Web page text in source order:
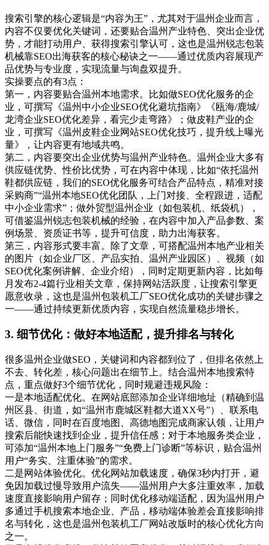
搜索引擎的核心逻辑是“内容为王”，尤其对于温州企业而言，
内容不仅要优化关键词，还要贴合温州产业特色、突出企业优
势，才能打动用户、获得搜索引擎认可，这也是温州锐志包装
机械靠SEO出海获客的核心秘诀之一——通过优质内容展现产
品优势与专业度，实现流量与询盘双提升。
实操要点的有3点：
第一，内容要贴合温州本地需求。比如做SEO优化服务的企
业，可撰写《温州中小企业SEO优化避坑指南》《瓯海/鹿城/
龙湾企业SEO优化差异，看完少走弯路》；做皮鞋产业的企
业，可撰写《温州皮鞋企业网站SEO优化技巧，提升线上曝光
量》，让内容更有地域共鸣。
第二，内容要突出企业优势与温州产业特色。温州企业大多有
供应链优势、性价比优势，可在内容中体现，比如“依托温州
鞋都供应链，我们的SEO优化服务可结合产品特点，精准对接
采购商”“温州本地SEO优化团队，上门对接、全程跟进，适配
中小企业需求”；做外贸型温州企业（如包装机、纸袋机），
可借鉴温州锐志包装机械的经验，在内容中加入产品参数、案
例场景、资质证书等，提升可信度，助力出海获客。
第三，内容形式要丰富。除了文章，可搭配温州本地产业相关
的图片（如企业厂区、产品实拍、温州产业园区）、视频（如
SEO优化案例讲解、企业介绍），同时定期更新内容，比如每
月发布2-4篇行业相关文章，保持网站活跃度，让搜索引擎更
愿意收录，这也是温州包装机工厂SEO优化成功的关键步骤之
一——通过持续更新优质内容，实现自然流量稳步增长。
3. 细节优化：做好本地适配，提升排名与转化
很多温州企业做SEO，关键词和内容都到位了，但排名依然上
不去、转化差，核心问题出在细节上。结合温州本地搜索特
点，重点做好3个细节优化，同时规避违规风险：
一是本地适配优化。在网站底部添加企业详细地址（精确到温
州区县、街道，如“温州市鹿城区鞋都大道XX号”）、联系电
话、微信，同时在百度地图、高德地图完成商家认领，让用户
搜索后能快速找到企业，提升信任感；对于本地服务类企业，
可添加“温州本地上门服务”“免费上门诊断”等标识，贴合温州
用户“务实、注重体验”的需求。
二是网站体验优化。优化网站加载速度，确保3秒内打开，避
免因加载过慢导致用户流失——温州用户大多注重效率，加载
速度直接影响用户留存；同时优化移动端适配，因为温州用户
多通过手机搜索本地企业、产品，移动端体验差会直接影响排
名与转化，这也是温州包装机工厂网站改版时的核心优化方向
之一。